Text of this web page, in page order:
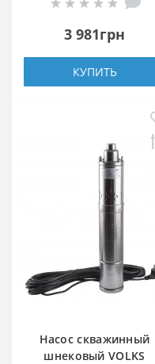
0,37кВт +кабель 15м
3 981грн
КУПИТЬ
Насос скважинный
шнековый VOLKS